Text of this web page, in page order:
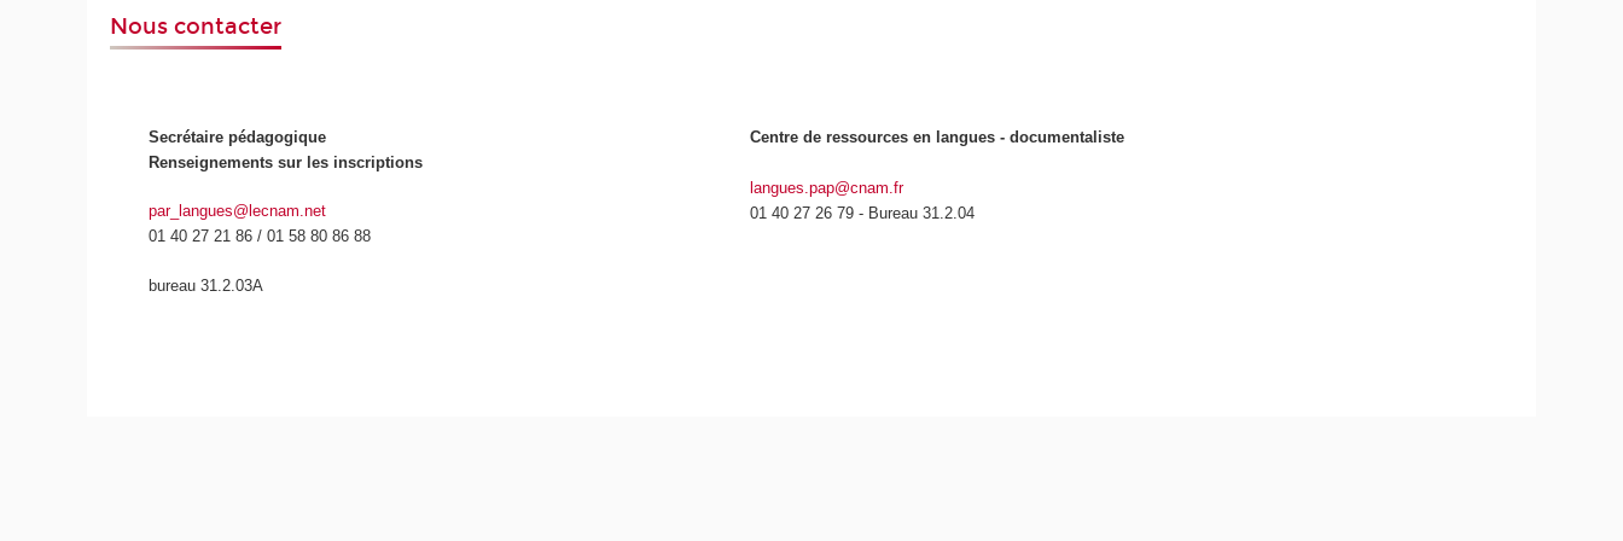
Nous contacter
Secrétaire pédagogique
Renseignements sur les inscriptions
par_langues@lecnam.net
01 40 27 21 86 / 01 58 80 86 88
bureau 31.2.03A
Centre de ressources en langues - documentaliste
langues.pap@cnam.fr
01 40 27 26 79 - Bureau 31.2.04